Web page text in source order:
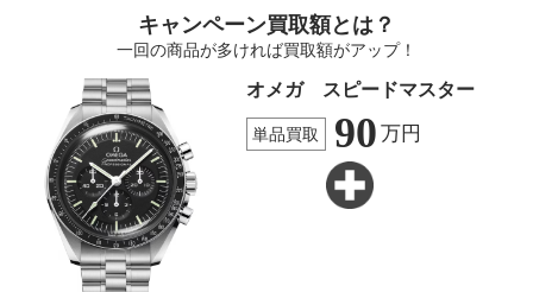
キャンペーン買取額とは？
一回の商品が多ければ買取額がアップ！
オメガ スピードマスター
単品買取 90 万円